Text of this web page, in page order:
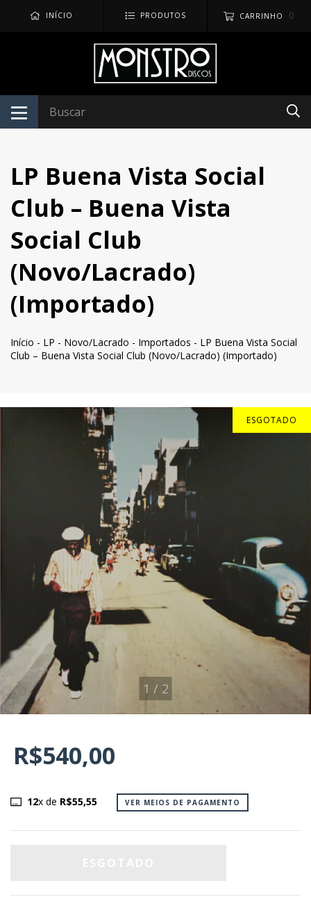
INÍCIO PRODUTOS CARRINHO 0
LP Buena Vista Social
Club – Buena Vista
Social Club
(Novo/Lacrado)
(Importado)
Início - LP - Novo/Lacrado - Importados - LP Buena Vista Social
Club – Buena Vista Social Club (Novo/Lacrado) (Importado)
ESGOTADO
1 / 2
R$540,00
12x de R$55,55 VER MEIOS DE PAGAMENTO